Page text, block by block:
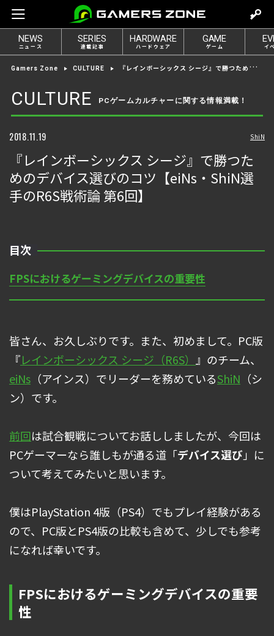
e
t
l
o
n
NEWS
ニュース
SERIES
連載記事
HARDWARE
ハードウェア
GAME
ゲーム イ
Gamers Zone CULTURE 『レインボーシックス シージ』で勝つためのデバイス選びのコツ【eiNs・ShiN選手のR6S戦術論 第6回】
CULTURE PCゲームカルチャーに関する情報満載！
2018.11.19 ShiN
『レインボーシックス シージ』で勝つた
めのデバイス選びのコツ【eiNs・ShiN選
手のR6S戦術論 第6回】
目次
FPSにおけるゲーミングデバイスの重要性
皆さん、お久しぶりです。また、初めまして。PC版
『レインボーシックス シージ（R6S） 』のチーム、
eiNs （アインス）でリーダーを務めているShiN （シ
ン）です。
前回は試合観戦についてお話ししましたが、今回は
PCゲーマーなら誰しもが通る道「デバイス選び」に
ついて考えてみたいと思います。
僕はPlayStation 4版（PS4）でもプレイ経験がある
ので、PC版とPS4版の比較も含めて、少しでも参考
になれば幸いです。
FPSにおけるゲーミングデバイスの重要
性